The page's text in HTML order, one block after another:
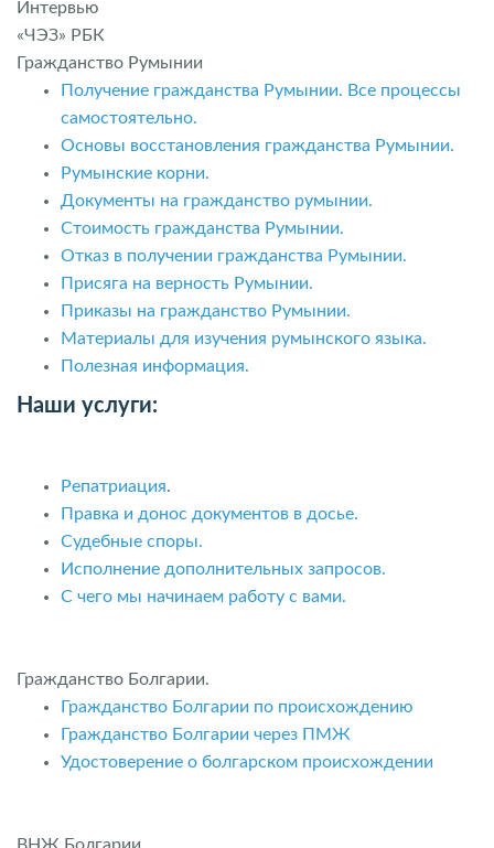
Интервью
«ЧЭЗ» РБК
Гражданство Румынии
Получение гражданства Румынии. Все процессы
самостоятельно.
Основы восстановления гражданства Румынии.
Румынские корни.
Документы на гражданство румынии.
Стоимость гражданства Румынии.
Отказ в получении гражданства Румынии.
Присяга на верность Румынии.
Приказы на гражданство Румынии.
Материалы для изучения румынского языка.
Полезная информация.
Наши услуги:
Репатриация.
Правка и донос документов в досье.
Судебные споры.
Исполнение дополнительных запросов.
С чего мы начинаем работу с вами.
Гражданство Болгарии.
Гражданство Болгарии по происхождению
Гражданство Болгарии через ПМЖ
Удостоверение о болгарском происхождении